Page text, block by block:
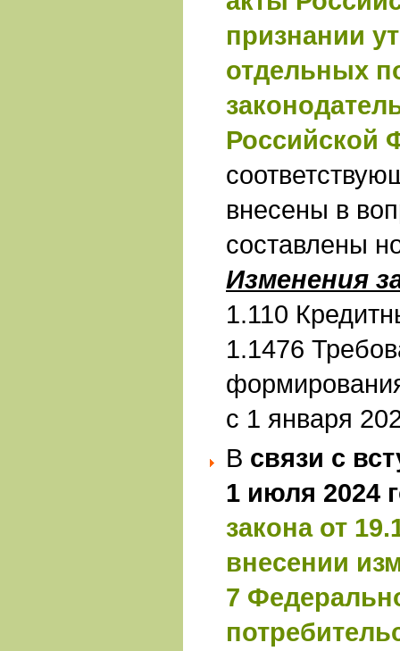
признании
отдельных
Российской
внесены в
составлены
Изменения
1.110
1.1476
с 1 января
В связи с
1 июля 2024
закона от
внесении
7